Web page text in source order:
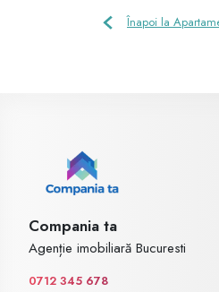
Înapoi la
Compania ta
Agenție imobiliară Bucuresti
0712 345 678